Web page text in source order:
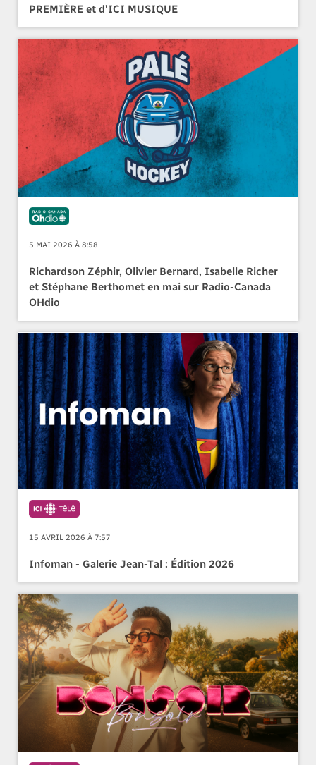
PREMIÈRE et d'ICI MUSIQUE
5 MAI 2026 À 8:58
Richardson Zéphir, Olivier Bernard, Isabelle Richer
et Stéphane Berthomet en mai sur Radio-Canada
OHdio
15 AVRIL 2026 À 7:57
Infoman - Galerie Jean-Tal : Édition 2026